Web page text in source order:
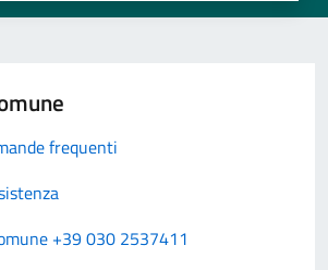
frequenti
+39 030 2537411